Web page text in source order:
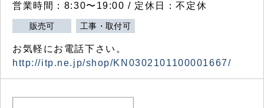
営業時間：8:30〜19:00 / 定休日：不定休
販売可 工事・取付可
お気軽にお電話下さい。
http://itp.ne.jp/shop/KN0302101100001667/